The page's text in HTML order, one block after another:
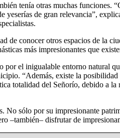
tenía otras muchas
de gran relevancia”,
de conocer otros espacios de la
más impresionantes que
el inigualable entorno natural
“Además, existe la
totalidad del Señorío, debido a
No sólo por su impresionante
–también– disfrutar de